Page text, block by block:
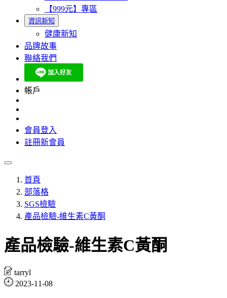
【999元】專區
資訊新知
健康新知
品牌故事
聯絡我們
帳戶
會員登入
註冊新會員
首頁
部落格
SGS檢驗
產品檢驗-維生素C黃酮
產品檢驗-維生素C黃酮
tarryl
2023-11-08